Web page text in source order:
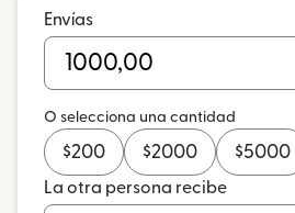
Envías
O selecciona una cantidad
$200 $2000 $5000
La otra persona recibe